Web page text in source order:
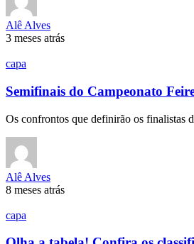
Alê Alves
3 meses atrás
capa
Semifinais do Campeonato
Os confrontos que definirão os finalistas
Alê Alves
8 meses atrás
capa